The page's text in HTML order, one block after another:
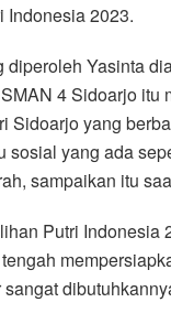
Indonesia 2023.
Yasinta
4 Sidoarjo itu
yang
yang ada
sampaikan itu
Putri Indonesia